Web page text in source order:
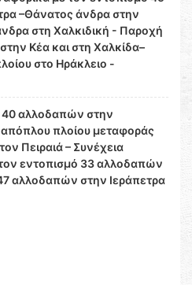
–Θάνατος άνδρα στην
στη Χαλκιδική - Παροχή
Κέα και στη Χαλκίδα–
στο Ηράκλειο -
40 αλλοδαπών στην
πλοίου μεταφοράς
Πειραιά – Συνέχεια
εντοπισμό 33 αλλοδαπών
αλλοδαπών στην Ιεράπετρα